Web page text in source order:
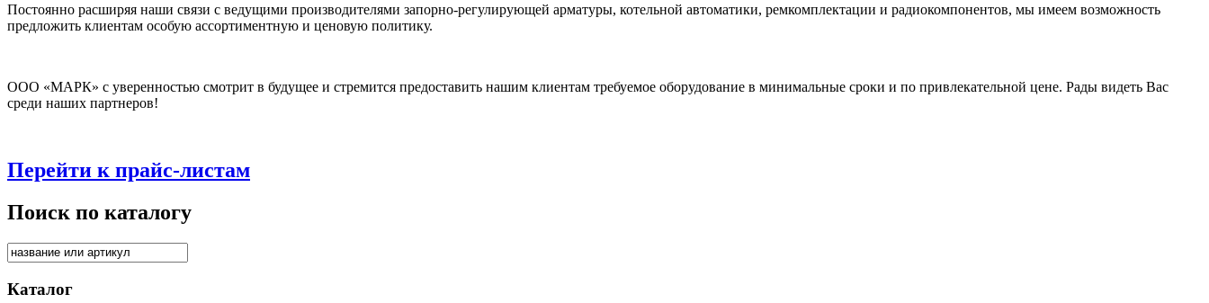
Постоянно расширяя наши связи с ведущими производителями запорно-регулирующей арматуры, котельной автоматики, ремкомплектации и радиокомпонентов, мы имеем возможность
предложить клиентам особую ассортиментную и ценовую политику.
ООО «МАРК» с уверенностью смотрит в будущее и стремится предоставить нашим клиентам требуемое оборудование в минимальные сроки и по привлекательной цене. Рады видеть Вас
среди наших партнеров!
Перейти к прайс-листам
Поиск по каталогу
Каталог